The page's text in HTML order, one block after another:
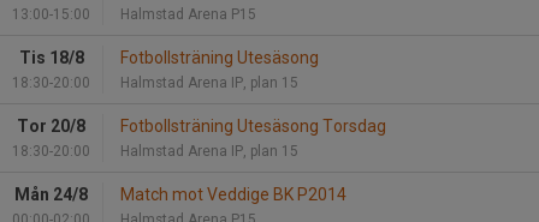
13:00-15:00 Halmstad Arena P15
Tis 18/8
18:30-20:00
Fotbollsträning Utesäsong
Halmstad Arena IP, plan 15
Tor 20/8
18:30-20:00
Fotbollsträning Utesäsong Torsdag
Halmstad Arena IP, plan 15
Mån 24/8 Match mot Veddige BK P2014